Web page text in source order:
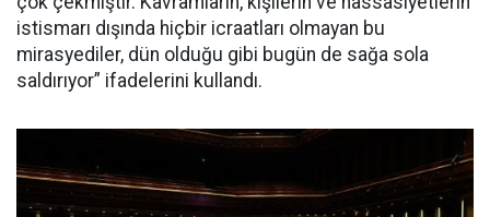
istismarı dışında hiçbir icraatları olmayan bu
mirasyediler, dün olduğu gibi bugün de sağa sola
saldırıyor” ifadelerini kullandı.